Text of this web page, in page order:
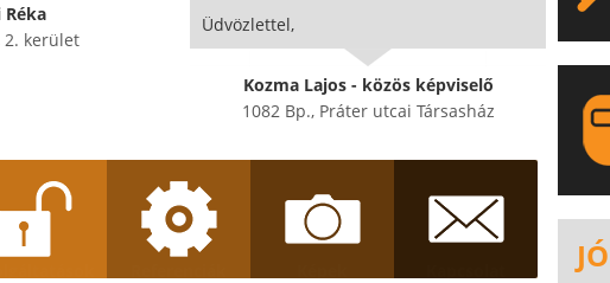
Réka
2. kerület
Üdvözlettel,
Kozma Lajos - közös képviselő
1082 Bp., Práter utcai Társasház